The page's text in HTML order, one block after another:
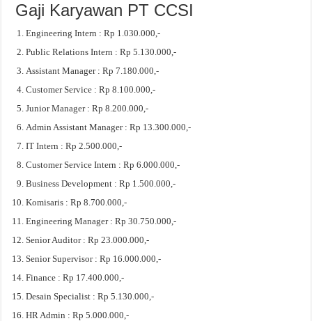
Gaji Karyawan PT CCSI
Engineering Intern : Rp 1.030.000,-
Public Relations Intern : Rp 5.130.000,-
Assistant Manager : Rp 7.180.000,-
Customer Service : Rp 8.100.000,-
Junior Manager : Rp 8.200.000,-
Admin Assistant Manager : Rp 13.300.000,-
IT Intern : Rp 2.500.000,-
Customer Service Intern : Rp 6.000.000,-
Business Development : Rp 1.500.000,-
Komisaris : Rp 8.700.000,-
Engineering Manager : Rp 30.750.000,-
Senior Auditor : Rp 23.000.000,-
Senior Supervisor : Rp 16.000.000,-
Finance : Rp 17.400.000,-
Desain Specialist : Rp 5.130.000,-
HR Admin : Rp 5.000.000,-